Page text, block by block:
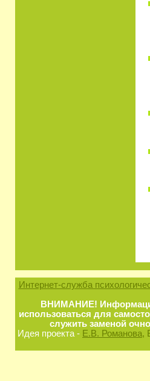
Интернет-служба
ВНИМАНИЕ!
использоваться для
служить заменой
Идея проекта - Е.В. Романова,